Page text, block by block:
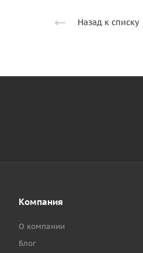
Назад к списку
Компания
О компании
Блог